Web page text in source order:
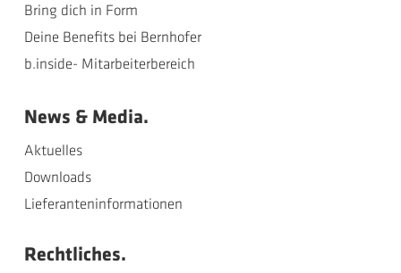
Bring dich in Form
Deine Benefits bei Bernhofer
b.inside- Mitarbeiterbereich
News & Media.
Aktuelles
Downloads
Lieferanteninformationen
Rechtliches.